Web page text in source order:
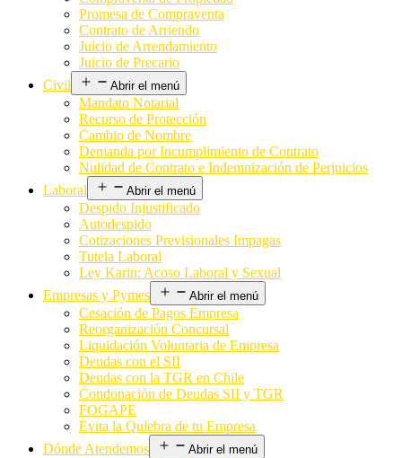
Promesa de Compraventa
Contrato de Arriendo
Juicio de Arrendamiento
Juicio de Precario
Civil
Abrir el menú
Mandato Notarial
Recurso de Protección
Cambio de Nombre
Demanda por Incumplimiento de Contrato
Nulidad de Contrato e Indemnización de Perjuicios
Laboral
Abrir el menú
Despido Injustificado
Autodespido
Cotizaciones Previsionales Impagas
Tutela Laboral
Ley Karin: Acoso Laboral y Sexual
Empresas y Pymes
Abrir el menú
Cesación de Pagos Empresa
Reorganización Concursal
Liquidación Voluntaria de Empresa
Deudas con el SII
Deudas con la TGR en Chile
Condonación de Deudas SII y TGR
FOGAPE
Evita la Quiebra de tu Empresa
Dónde Atendemos
Abrir el menú